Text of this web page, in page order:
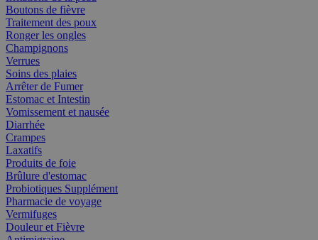
Boutons de fièvre
Traitement des poux
Ronger les ongles
Champignons
Verrues
Soins des plaies
Arrêter de Fumer
Estomac et Intestin
Vomissement et nausée
Diarrhée
Crampes
Laxatifs
Produits de foie
Brûlure d'estomac
Probiotiques Supplément
Pharmacie de voyage
Vermifuges
Douleur et Fièvre